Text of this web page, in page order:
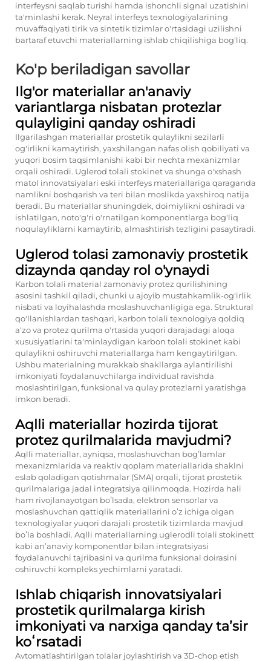
interfeysni saqlab turishi hamda ishonchli signal uzatishini
ta'minlashi kerak. Neyral interfeys texnologiyalarining
muvaffaqiyati tirik va sintetik tizimlar o'rtasidagi uzilishni
bartaraf etuvchi materiallarning ishlab chiqilishiga bog'liq.
Ko'p beriladigan savollar
Ilg'or materiallar an'anaviy
variantlarga nisbatan protezlar
qulayligini qanday oshiradi
Ilgarilashgan materiallar prostetik qulaylikni sezilarli
og'irlikni kamaytirish, yaxshilangan nafas olish qobiliyati va
yuqori bosim taqsimlanishi kabi bir nechta mexanizmlar
orqali oshiradi. Uglerod tolali stokinet va shunga o'xshash
matol innovatsiyalari eski interfeys materiallariga qaraganda
namlikni boshqarish va teri bilan moslikda yaxshiroq natija
beradi. Bu materiallar shuningdek, doimiylikni oshiradi va
ishlatilgan, noto'g'ri o'rnatilgan komponentlarga bog'liq
noqulayliklarni kamaytirib, almashtirish tezligini pasaytiradi.
Uglerod tolasi zamonaviy prostetik
dizaynda qanday rol o'ynaydi
Karbon tolali material zamonaviy protez qurilishining
asosini tashkil qiladi, chunki u ajoyib mustahkamlik-og'irlik
nisbati va loyihalashda moslashuvchanligiga ega. Struktural
qo'llanishlardan tashqari, karbon tolali texnologiya qoldiq
a'zo va protez qurilma o'rtasida yuqori darajadagi aloqa
xususiyatlarini ta'minlaydigan karbon tolali stokinet kabi
qulaylikni oshiruvchi materiallarga ham kengaytirilgan.
Ushbu materialning murakkab shakllarga aylantirilishi
imkoniyati foydalanuvchilarga individual ravishda
moslashtirilgan, funksional va qulay protezlarni yaratishga
imkon beradi.
Aqlli materiallar hozirda tijorat
protez qurilmalarida mavjudmi?
Aqlli materiallar, ayniqsa, moslashuvchan bogʻlamlar
mexanizmlarida va reaktiv qoplam materiallarida shaklni
eslab qoladigan qotishmalar (SMA) orqali, tijorat prostetik
qurilmalariga jadal integratsiya qilinmoqda. Hozirda hali
ham rivojlanayotgan boʻlsada, elektron sensorlar va
moslashuvchan qattiqlik materiallarini oʻz ichiga olgan
texnologiyalar yuqori darajali prostetik tizimlarda mavjud
boʻla boshladi. Aqlli materiallarning uglerodli tolali stokinett
kabi anʼanaviy komponentlar bilan integratsiyasi
foydalanuvchi tajribasini va qurilma funksional doirasini
oshiruvchi kompleks yechimlarni yaratadi.
Ishlab chiqarish innovatsiyalari
prostetik qurilmalarga kirish
imkoniyati va narxiga qanday taʼsir
koʻrsatadi
Avtomatlashtirilgan tolalar joylashtirish va 3D-chop etish